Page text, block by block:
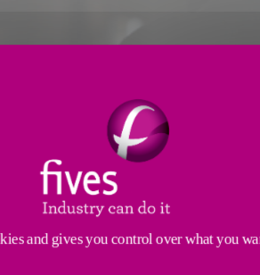
la possibilité d’être pionnier
LA POSSIBILITÉ
and gives you control over what you